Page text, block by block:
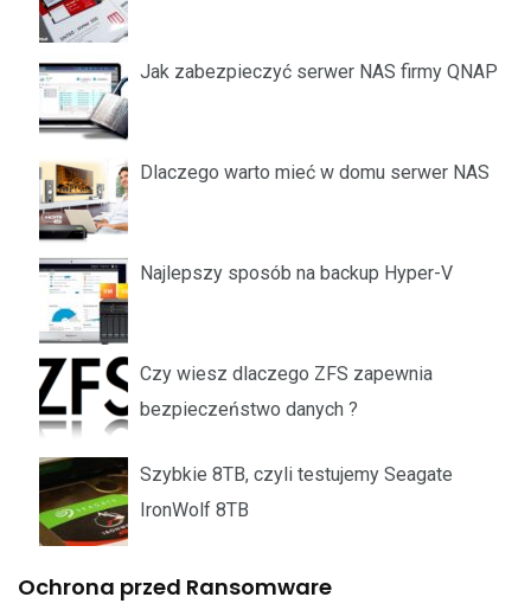
Jak zabezpieczyć serwer NAS firmy QNAP
Dlaczego warto mieć w domu serwer NAS
Najlepszy sposób na backup Hyper-V
Czy wiesz dlaczego ZFS zapewnia
bezpieczeństwo danych ?
Szybkie 8TB, czyli testujemy Seagate
IronWolf 8TB
Ochrona przed Ransomware